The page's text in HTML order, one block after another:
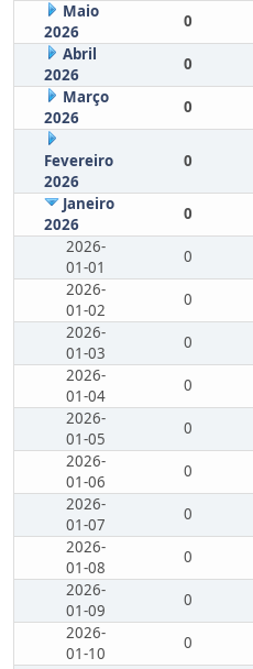
Maio
2026
0
Abril
2026
0
Março
2026
0
Fevereiro
2026
0
Janeiro
2026
0
2026-
01-01
0
2026-
01-02
0
2026-
01-03
0
2026-
01-04
0
2026-
01-05
0
2026-
01-06
0
2026-
01-07
0
2026-
01-08
0
2026-
01-09
0
2026-
01-10
0